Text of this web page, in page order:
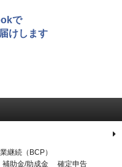
で
けします
継続（BCP）
補助金/助成金 確定申告